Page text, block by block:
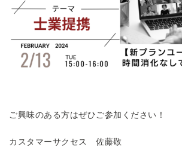
ご興味のある方はぜひご参加ください！
カスタマーサクセス 佐藤敬